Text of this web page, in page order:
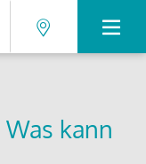
Was kann